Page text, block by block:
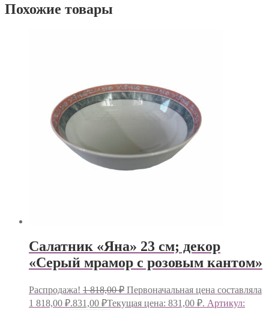
Похожие товары
Салатник «Яна» 23 см; декор
«Серый мрамор с розовым кантом»
Распродажа! 1 818,00₽ Первоначальная цена составляла
1 818,00 ₽.831,00 ₽Текущая цена: 831,00 ₽. Артикул: